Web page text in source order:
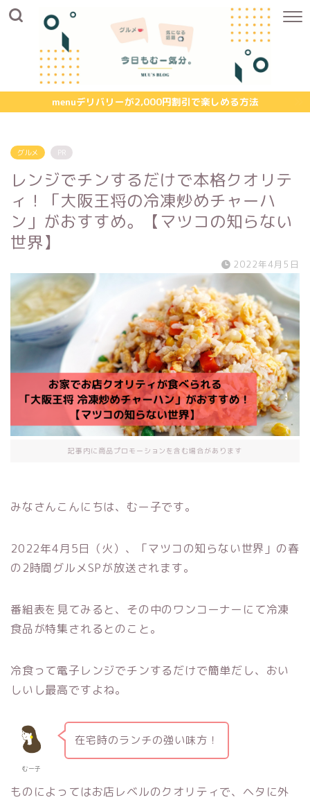
menuデリバリーが2,000円割引で楽しめる方法
グルメ PR
レンジでチンするだけで本格クオリテ
ィ！「大阪王将の冷凍炒めチャーハ
ン」がおすすめ。【マツコの知らない
世界】
2022年4月5日
記事内に商品プロモーションを含む場合があります
みなさんこんにちは、むー子です。
2022年4月5日（火）、「マツコの知らない世界」の春
の2時間グルメSPが放送されます。
番組表を見てみると、その中のワンコーナーにて冷凍
食品が特集されるとのこと。
冷食って電子レンジでチンするだけで簡単だし、おい
しいし最高ですよね。
むー子
在宅時のランチの強い味方！
ものによってはお店レベルのクオリティで、ヘタに外